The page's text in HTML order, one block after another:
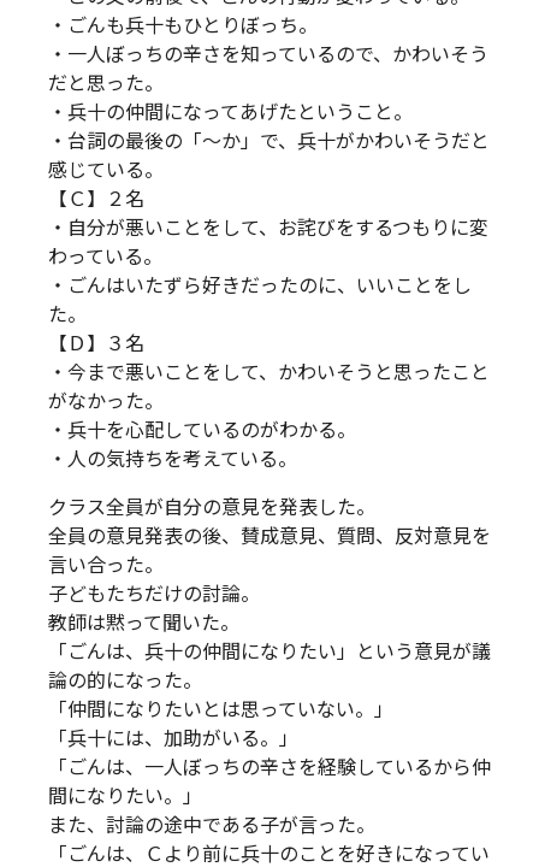
・ごんも兵十もひとりぼっち。
・一人ぼっちの辛さを知っているので、かわいそう
だと思った。
・兵十の仲間になってあげたということ。
・台詞の最後の「～か」で、兵十がかわいそうだと
感じている。
【Ｃ】２名
・自分が悪いことをして、お詫びをするつもりに変
わっている。
・ごんはいたずら好きだったのに、いいことをし
た。
【Ｄ】３名
・今まで悪いことをして、かわいそうと思ったこと
がなかった。
・兵十を心配しているのがわかる。
・人の気持ちを考えている。
クラス全員が自分の意見を発表した。
全員の意見発表の後、賛成意見、質問、反対意見を
言い合った。
子どもたちだけの討論。
教師は黙って聞いた。
「ごんは、兵十の仲間になりたい」という意見が議
論の的になった。
「仲間になりたいとは思っていない。」
「兵十には、加助がいる。」
「ごんは、一人ぼっちの辛さを経験しているから仲
間になりたい。」
また、討論の途中である子が言った。
「ごんは、Ｃより前に兵十のことを好きになってい